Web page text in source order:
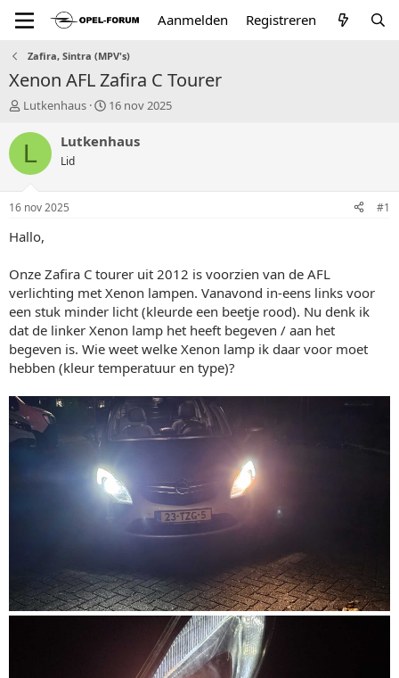
Aanmelden Registreren
Zafira, Sintra (MPV's)
Xenon AFL Zafira C Tourer
T
p
a
r
r
Lutkenhaus
S
a
16 nov 2025
L Lutkenhaus
Lid
16 nov 2025 #1
Hallo,
Onze Zafira C tourer uit 2012 is voorzien van de AFL
verlichting met Xenon lampen. Vanavond in-eens links voor
een stuk minder licht (kleurde een beetje rood). Nu denk ik
dat de linker Xenon lamp het heeft begeven / aan het
begeven is. Wie weet welke Xenon lamp ik daar voor moet
hebben (kleur temperatuur en type)?